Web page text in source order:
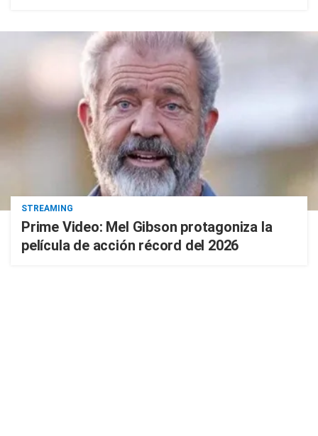
STREAMING
Prime Video: Mel Gibson protagoniza la
película de acción récord del 2026